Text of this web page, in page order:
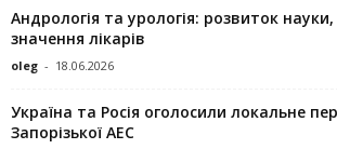
Андрологія та урологія: розвиток науки,
значення лікарів
oleg - 18.06.2026
Україна та Росія оголосили локальне
Запорізької АЕС